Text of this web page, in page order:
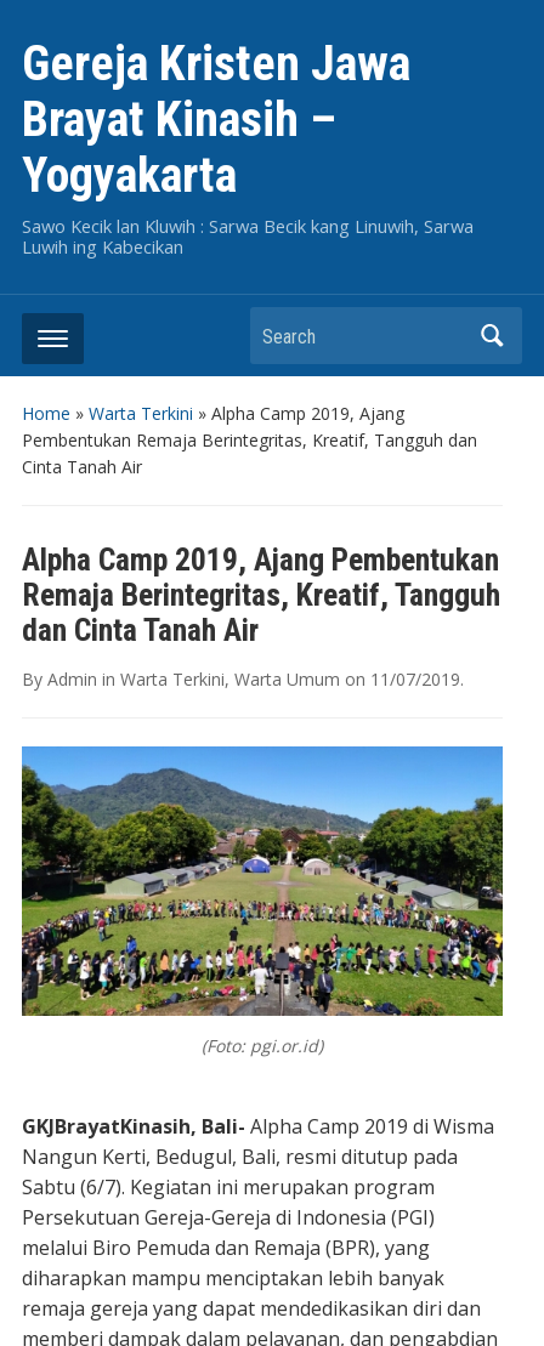
Gereja Kristen Jawa
Brayat Kinasih –
Yogyakarta
Sawo Kecik lan Kluwih : Sarwa Becik kang Linuwih, Sarwa
Luwih ing Kabecikan
Search
Home » Warta Terkini » Alpha Camp 2019, Ajang
Pembentukan Remaja Berintegritas, Kreatif, Tangguh dan
Cinta Tanah Air
Alpha Camp 2019, Ajang Pembentukan
Remaja Berintegritas, Kreatif, Tangguh
dan Cinta Tanah Air
By Admin in Warta Terkini, Warta Umum on 11/07/2019.
(Foto: pgi.or.id)
GKJBrayatKinasih, Bali- Alpha Camp 2019 di Wisma
Nangun Kerti, Bedugul, Bali, resmi ditutup pada
Sabtu (6/7). Kegiatan ini merupakan program
Persekutuan Gereja-Gereja di Indonesia (PGI)
melalui Biro Pemuda dan Remaja (BPR), yang
diharapkan mampu menciptakan lebih banyak
remaja gereja yang dapat mendedikasikan diri dan
memberi dampak dalam pelayanan, dan pengabdian